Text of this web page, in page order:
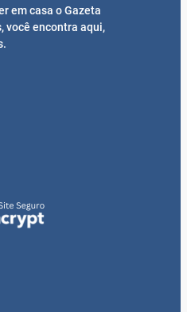
em casa o Gazeta
você encontra aqui,